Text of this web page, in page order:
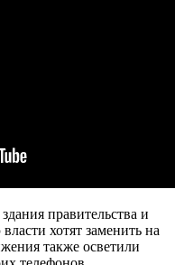
правительства и
хотят заменить на
также осветили